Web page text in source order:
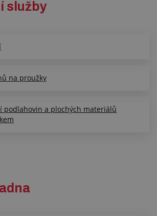
služby
na proužky
podlahovin a plochých materiálů